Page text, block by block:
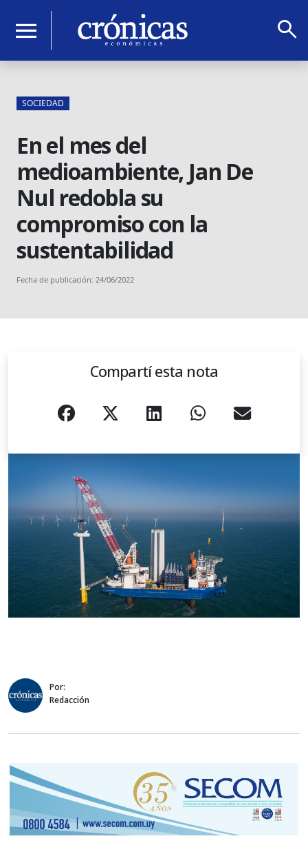
menu search
SOCIEDAD
En el mes del
medioambiente, Jan De
Nul redobla su
compromiso con la
sustentabilidad
Fecha de publicación: 24/06/2022
Compartí esta nota
Por:
Redacción